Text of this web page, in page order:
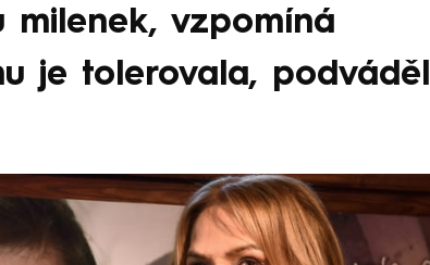
milenek, vzpomíná
je tolerovala, podváděl